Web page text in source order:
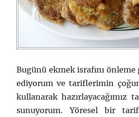
Bugünü ekmek israfını
ediyorum ve tariflerimin
kullanarak hazırlayacağımız
sunuyorum. Yöresel bir